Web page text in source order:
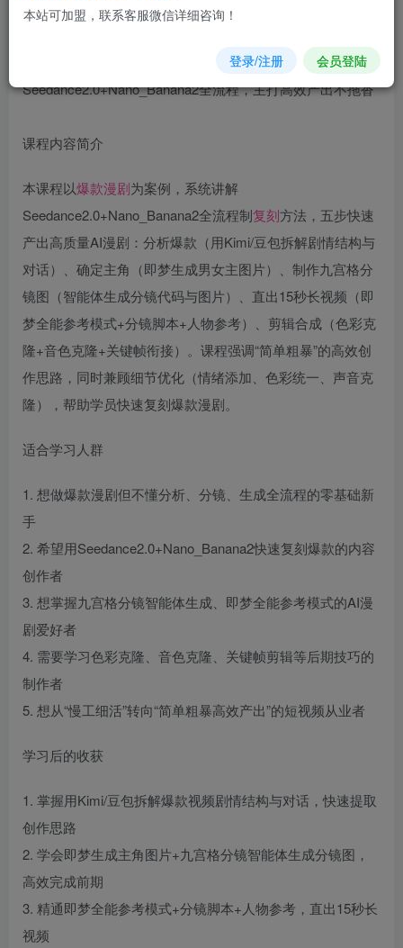
您当前未登录！建议登陆后购买，可保存购买订单
课程内容简介
本课程以爆款漫剧为案例，系统讲解
Seedance2.0+Nano_Banana2全流程制复刻方法，五步快速
产出高质量AI漫剧：分析爆款（用Kimi/豆包拆解剧情结构与
对话）、确定主角（即梦生成男女主图片）、制作九宫格分
镜图（智能体生成分镜代码与图片）、直出15秒长视频（即
梦全能参考模式+分镜脚本+人物参考）、剪辑合成（色彩克
隆+音色克隆+关键帧衔接）。课程强调“简单粗暴”的高效创
作思路，同时兼顾细节优化（情绪添加、色彩统一、声音克
隆），帮助学员快速复刻爆款漫剧。
适合学习人群
1. 想做爆款漫剧但不懂分析、分镜、生成全流程的零基础新
手
2. 希望用Seedance2.0+Nano_Banana2快速复刻爆款的内容
创作者
3. 想掌握九宫格分镜智能体生成、即梦全能参考模式的AI漫
剧爱好者
4. 需要学习色彩克隆、音色克隆、关键帧剪辑等后期技巧的
制作者
5. 想从“慢工细活”转向“简单粗暴高效产出”的短视频从业者
学习后的收获
1. 掌握用Kimi/豆包拆解爆款视频剧情结构与对话，快速提取
创作思路
2. 学会即梦生成主角图片+九宫格分镜智能体生成分镜图，
高效完成前期
3. 精通即梦全能参考模式+分镜脚本+人物参考，直出15秒长
视频
本站可加盟，联系客服微信详细咨询！
登录/注册 会员登陆